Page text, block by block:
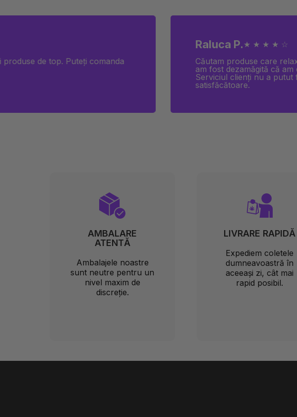
de top. Puteți comanda
Raluca P. ★ ★ ★ ★ ☆
Căutam produse care
am fost dezamăgită că
Serviciul clienți nu a
satisfăcătoare.
AMBALARE
ATENTĂ
Ambalajele noastre
sunt neutre pentru un
nivel maxim de
discreție.
LIVRARE RAPIDĂ
Expediem coletele
dumneavoastră în
aceeași zi, cât mai
rapid posibil.